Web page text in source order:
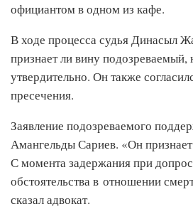
официантом в одном из кафе.
В ходе процесса судья Динасыл
признает ли вину подозреваемый,
утвердительно. Он также
пресечения.
Заявление подозреваемого
Амангельды Сариев. «Он признает
С момента задержания при
обстоятельства в отношении
сказал адвокат.